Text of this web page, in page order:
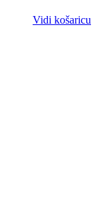
Vidi košaricu